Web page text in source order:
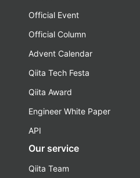
Official Event
Official Column
Advent Calendar
Qiita Tech Festa
Qiita Award
Engineer White Paper
API
Our service
Qiita Team